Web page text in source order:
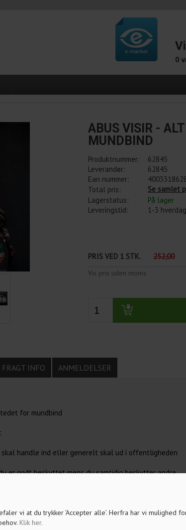
vi at du trykker ’Accepter alle’. Herfra har vi mulighed
Klik her.
0
ABUS VISIR -
MUNDBIND
Produktnummer:
62845
Leverandør:
62845
Ean nummer:
Total pris:
Se samlet
Lagerstatus:
På lager
Leveringstid:
1-3
PRIS VED 1 STK. 252,00
Vis pris uden moms
FRAGT INFO ANMELDELSER
for mundbind
skal handle ind eller generelt skal ud i offentligheden
er godt beskyttet mens du samtidig beskytter andre